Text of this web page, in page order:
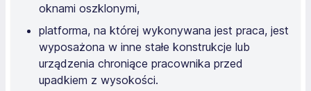
oknami oszklonymi,
platforma, na której wykonywana jest praca, jest
wyposażona w inne stałe konstrukcje lub
urządzenia chroniące pracownika przed
upadkiem z wysokości.